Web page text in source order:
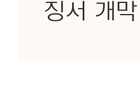
징서 개막